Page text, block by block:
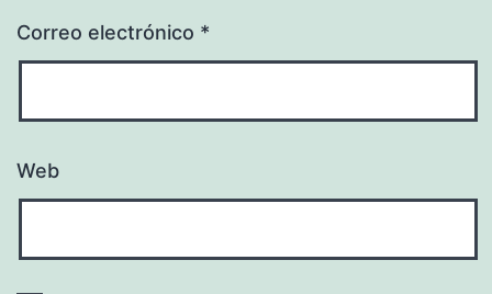
Correo electrónico *
Web